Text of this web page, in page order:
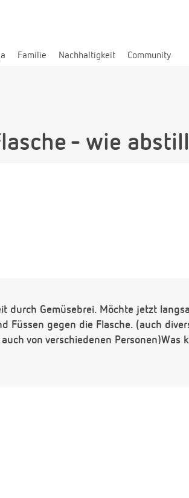
Familie Nachhaltigkeit Community
- wie
durch Gemüsebrei. Möchte jetzt
Füssen gegen die Flasche. (auch
von verschiedenen Personen)Was